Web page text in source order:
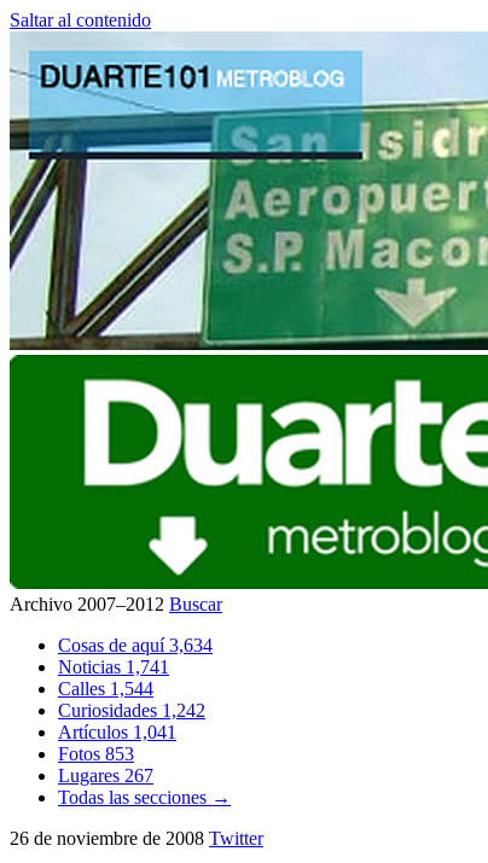
Saltar al contenido
Archivo 2007–2012 Buscar
Cosas de aquí3,634
Noticias 1,741
Calles 1,544
Curiosidades 1,242
Artículos 1,041
Fotos 853
Lugares 267
Todas las secciones →
26 de noviembre de 2008 Twitter